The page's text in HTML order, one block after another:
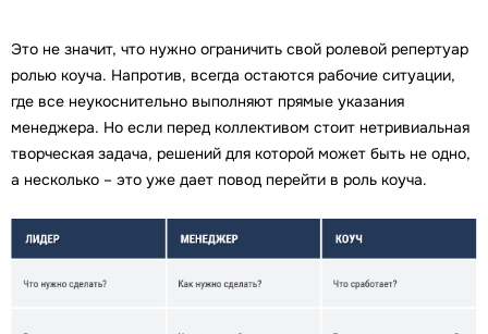
Это не значит, что нужно ограничить свой ролевой репертуар
ролью коуча. Напротив, всегда остаются рабочие ситуации,
где все неукоснительно выполняют прямые указания
менеджера. Но если перед коллективом стоит нетривиальная
творческая задача, решений для которой может быть не одно,
а несколько – это уже дает повод перейти в роль коуча.